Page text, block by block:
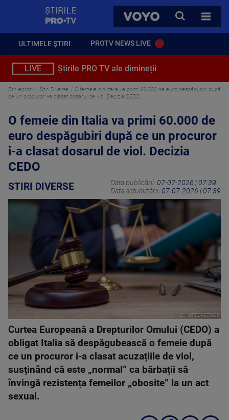
VOYO
CAUTA
TOATE
ULTIMELE ȘTIRI PROTV NEWS LIVE
LIVE Știrile PRO TV ale dimineții
Stirileprotv Stiri Diverse
O femeie din Italia va primi 60.000 de euro despăgubiri după
ce un procuror i-a clasat dosarul de viol. Decizia CEDO
O femeie din Italia va primi 60.000 de
euro despăgubiri după ce un procuror
i-a clasat dosarul de viol. Decizia
CEDO
STIRI DIVERSE Data publicării: 07-07-2026 | 07:39
Data actualizării: 07-07-2026 | 07:39
SHUTTERSTOCK
Curtea Europeană a Drepturilor Omului (CEDO) a
obligat Italia să despăgubească o femeie după
ce un procuror i-a clasat acuzațiile de viol,
susținând că este „normal” ca bărbații să
învingă rezistența femeilor „obosite” la un act
sexual.